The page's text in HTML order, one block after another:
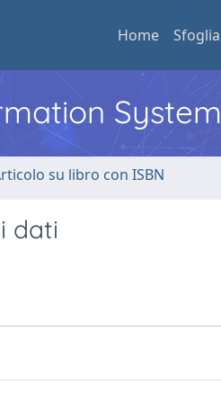
Home Sfoglia
System
su libro con ISBN
dati